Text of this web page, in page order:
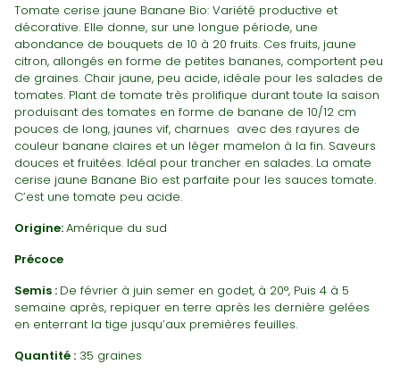
Tomate cerise jaune Banane Bio: Variété productive et
décorative. Elle donne, sur une longue période, une
abondance de bouquets de 10 à 20 fruits. Ces fruits, jaune
citron, allongés en forme de petites bananes, comportent peu
de graines. Chair jaune, peu acide, idéale pour les salades de
tomates. Plant de tomate très prolifique durant toute la saison
produisant des tomates en forme de banane de 10/12 cm
pouces de long, jaunes vif, charnues avec des rayures de
couleur banane claires et un léger mamelon à la fin. Saveurs
douces et fruitées. Idéal pour trancher en salades. La omate
cerise jaune Banane Bio est parfaite pour les sauces tomate.
C’est une tomate peu acide.
Origine:Amérique du sud
Précoce
Semis : De février à juin semer en godet, à 20°, Puis 4 à 5
semaine après, repiquer en terre après les dernière gelées
en enterrant la tige jusqu’aux premières feuilles.
Quantité : 35 graines